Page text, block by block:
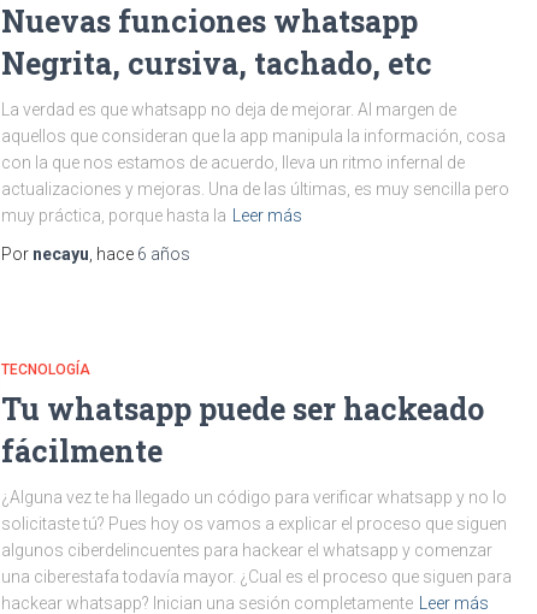
Nuevas funciones whatsapp
Negrita, cursiva, tachado, etc
La verdad es que whatsapp no deja de mejorar. Al margen de
aquellos que consideran que la app manipula la información, cosa
con la que nos estamos de acuerdo, lleva un ritmo infernal de
actualizaciones y mejoras. Una de las últimas, es muy sencilla pero
muy práctica, porque hasta la
Leer más
Por necayu , hace 6 años
TECNOLOGÍA
Tu whatsapp puede ser hackeado
fácilmente
¿Alguna vez te ha llegado un código para verificar whatsapp y no lo
solicitaste tú? Pues hoy os vamos a explicar el proceso que siguen
algunos ciberdelincuentes para hackear el whatsapp y comenzar
una ciberestafa todavía mayor. ¿Cual es el proceso que siguen para
hackear whatsapp? Inician una sesión completamente
Leer más